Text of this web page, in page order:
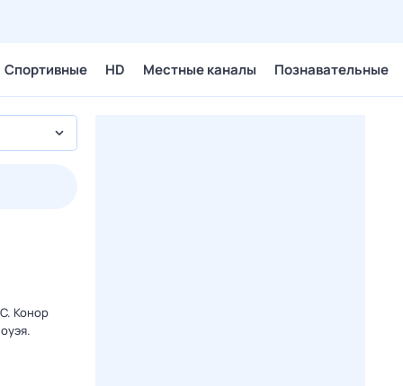
Спортивные HD Местные каналы Познавательные
Конор